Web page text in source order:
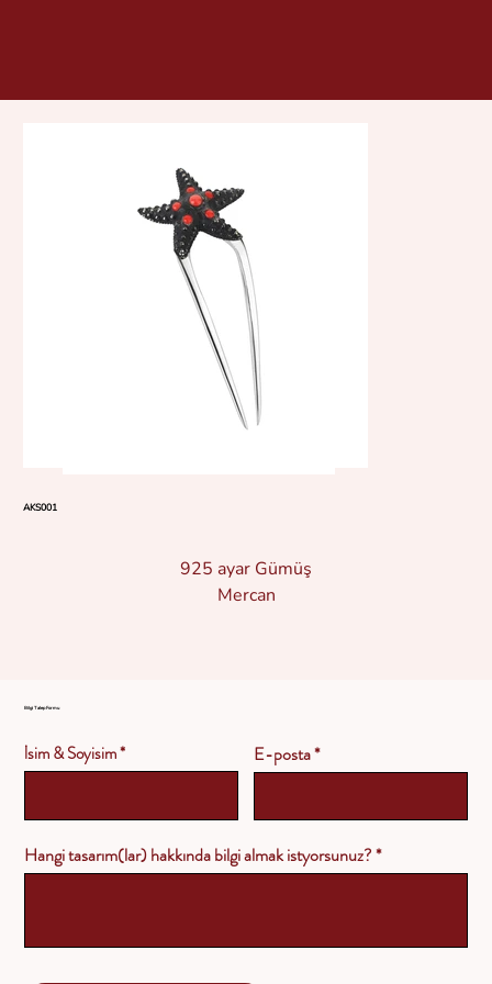
AKS001
925 ayar Gümüş
Mercan
Bilgi Talep Formu
İsim & Soyisim E-posta
Hangi tasarım(lar) hakkında bilgi almak istyorsunuz?